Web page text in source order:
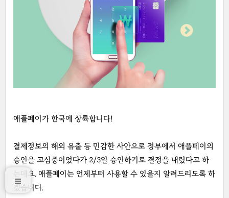
애플페이가 한국에 상륙합니다!
결제정보의 해외 유출 등 민감한 사안으로 정부에서 애플페이의
승인을 고심중이었다가 2/3일 승인하기로 결정을 내렸다고 하
는데요. 애플페이는 언제부터 사용할 수 있을지 알려드리도록 하
겠습니다.